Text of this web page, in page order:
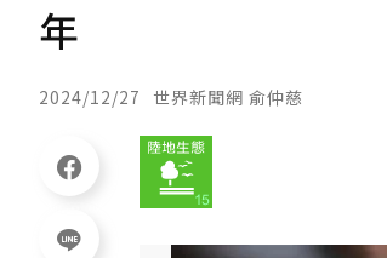
年
2024/12/27 世界新聞網 俞仲慈